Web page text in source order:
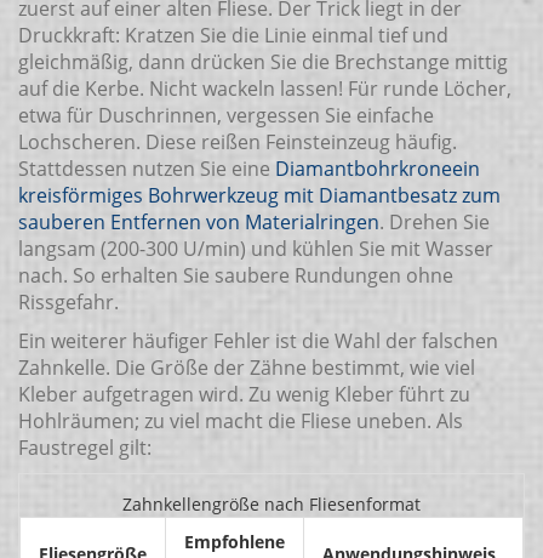
zuerst auf einer alten Fliese. Der Trick liegt in der
Druckkraft: Kratzen Sie die Linie einmal tief und
gleichmäßig, dann drücken Sie die Brechstange mittig
auf die Kerbe. Nicht wackeln lassen! Für runde Löcher,
etwa für Duschrinnen, vergessen Sie einfache
Lochscheren. Diese reißen Feinsteinzeug häufig.
Stattdessen nutzen Sie eine Diamantbohrkroneein
kreisförmiges Bohrwerkzeug mit Diamantbesatz zum
sauberen Entfernen von Materialringen. Drehen Sie
langsam (200-300 U/min) und kühlen Sie mit Wasser
nach. So erhalten Sie saubere Rundungen ohne
Rissgefahr.
Ein weiterer häufiger Fehler ist die Wahl der falschen
Zahnkelle. Die Größe der Zähne bestimmt, wie viel
Kleber aufgetragen wird. Zu wenig Kleber führt zu
Hohlräumen; zu viel macht die Fliese uneben. Als
Faustregel gilt:
Zahnkellengröße nach Fliesenformat
Empfohlene